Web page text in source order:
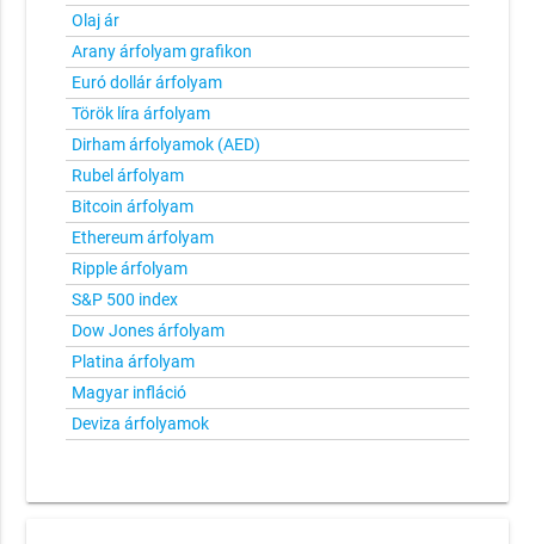
Olaj ár
Arany árfolyam grafikon
Euró dollár árfolyam
Török líra árfolyam
Dirham árfolyamok (AED)
Rubel árfolyam
Bitcoin árfolyam
Ethereum árfolyam
Ripple árfolyam
S&P 500 index
Dow Jones árfolyam
Platina árfolyam
Magyar infláció
Deviza árfolyamok